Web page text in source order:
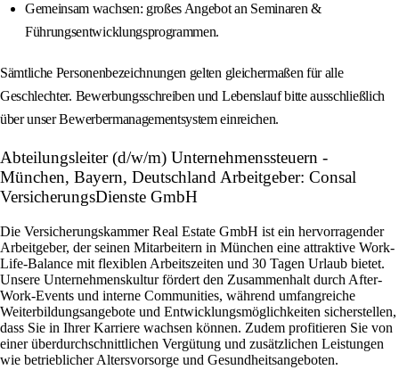
Gemeinsam wachsen: großes Angebot an Seminaren &
Führungsentwicklungsprogrammen.
Sämtliche Personenbezeichnungen gelten gleichermaßen für alle
Geschlechter. Bewerbungsschreiben und Lebenslauf bitte ausschließlich
über unser Bewerbermanagementsystem einreichen.
Abteilungsleiter (d/w/m) Unternehmenssteuern -
München, Bayern, Deutschland Arbeitgeber: Consal
VersicherungsDienste GmbH
Die Versicherungskammer Real Estate GmbH ist ein hervorragender
Arbeitgeber, der seinen Mitarbeitern in München eine attraktive Work-
Life-Balance mit flexiblen Arbeitszeiten und 30 Tagen Urlaub bietet.
Unsere Unternehmenskultur fördert den Zusammenhalt durch After-
Work-Events und interne Communities, während umfangreiche
Weiterbildungsangebote und Entwicklungsmöglichkeiten sicherstellen,
dass Sie in Ihrer Karriere wachsen können. Zudem profitieren Sie von
einer überdurchschnittlichen Vergütung und zusätzlichen Leistungen
wie betrieblicher Altersvorsorge und Gesundheitsangeboten.